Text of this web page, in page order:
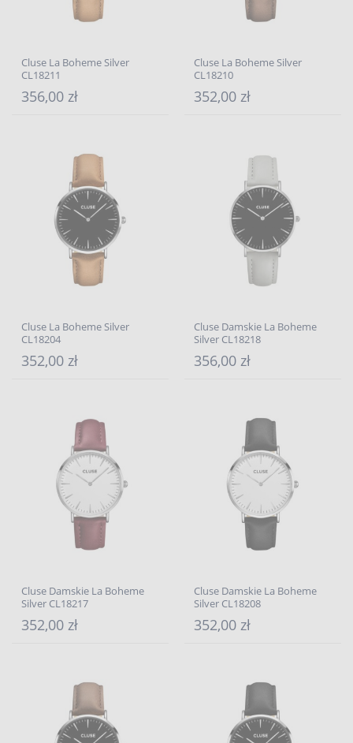
Cluse La Boheme Silver
CL18211
356,00 zł
Cluse La Boheme Silver
CL18210
352,00 zł
Cluse La Boheme Silver
CL18204
352,00 zł
Cluse Damskie La Boheme
Silver CL18218
356,00 zł
Cluse Damskie La Boheme
Silver CL18217
352,00 zł
Cluse Damskie La Boheme
Silver CL18208
352,00 zł